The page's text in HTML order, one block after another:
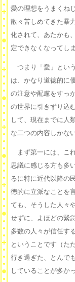
愛の理想をうまくね
散々苦しめてきた暴
化されて、あたかも
定できなくなってし
つまり「愛」とい
は、かなり道徳的に
の注意や配慮をすっ
の世界に引きずり込
して、現在までに人
な二つの内容しかな
まず第一には、こ
思議に感じる方も多
るに特に近代以降の
徳的に立派なことを
ても、そうした人々
せずに、よほどの緊
多数の人々が信任す
ということです（た
行き過ぎた、とんで
していることが多か